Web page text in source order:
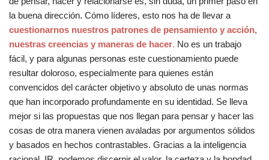
la buena dirección. Cómo líderes, esto nos ha de llevar a
cuestionarnos nuestros patrones de pensamiento y acción,
nuestras creencias y maneras de hacer. No es un trabajo
fácil, y para algunas personas este cuestionamiento puede
resultar doloroso, especialmente para quienes están
convencidos del carácter objetivo y absoluto de unas normas
que han incorporado profundamente en su identidad. Se lleva
mejor si las propuestas que nos llegan para pensar y hacer las
cosas de otra manera vienen avaladas por argumentos sólidos
y basados en hechos contrastables. Gracias a la inteligencia